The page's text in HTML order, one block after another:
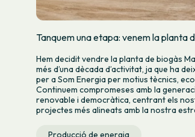
Tanquem una etapa: venem la planta
Hem decidit vendre la planta de biogàs
més d’una dècada d’activitat, ja que ha
per a Som Energia per motius tècnics,
Continuem compromeses amb la
renovable i democràtica, centrant els
projectes més alineats amb la nostra
Producció de energia